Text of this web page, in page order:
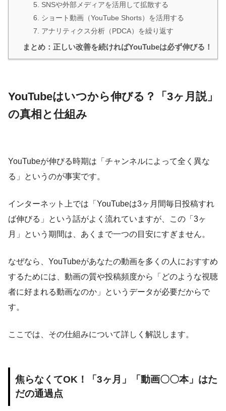
5. SNSや外部メディアを活用して拡散する
6. ショート動画（YouTube Shorts）を活用する
7. アナリティクス分析（PDCA）を繰り返す
まとめ：正しい改善を続ければYouTubeは必ず伸びる！
YouTubeはいつから伸びる？「3ヶ月説」
の真相と仕組み
YouTubeが伸びる時期は「チャンネルによって全く異な
る」というのが事実です。
インターネット上では「YouTubeは3ヶ月間毎日投稿すれ
ば伸びる」という話がよく流れていますが、この「3ヶ
月」という期間は、あくまで一つの目安にすぎません。
なぜなら、YouTubeがあなたの動画を多くの人におすすめ
するためには、動画の質や投稿頻度から「どのような視聴
者に好まれる動画なのか」というデータが必要だからで
す。
ここでは、その仕組みについて詳しく解説します。
焦らなくてOK！「3ヶ月」「動画〇〇本」はた
だの通過点